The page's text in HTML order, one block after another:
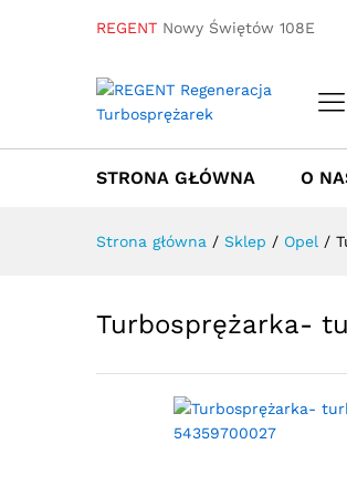
REGENT Nowy Świętów 108E
STRONA GŁÓWNA O
Strona główna / Sklep / Opel /
Turbosprężarka-
Towar / Usługa